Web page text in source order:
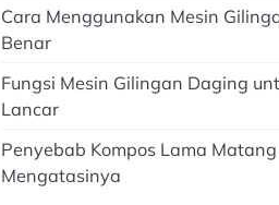
Cara Menggunakan Mesin
Benar
Fungsi Mesin Gilingan Daging
Lancar
Penyebab Kompos Lama
Mengatasinya